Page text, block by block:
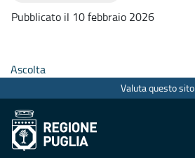
Pubblicato il 10 febbraio 2026
Ascolta
Valuta questo sito